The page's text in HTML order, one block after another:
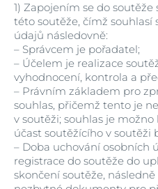
1) Zapojením se do soutěže
této soutěže, čímž souhlasí
údajů následovně:
– Správcem je pořadatel;
– Účelem je realizace
vyhodnocení, kontrola a
– Právním základem pro
souhlas, přičemž tento je
v soutěži; souhlas je
účast soutěžícího v soutěži
– Doba uchování osobních
registrace do soutěže do
skončení soutěže,